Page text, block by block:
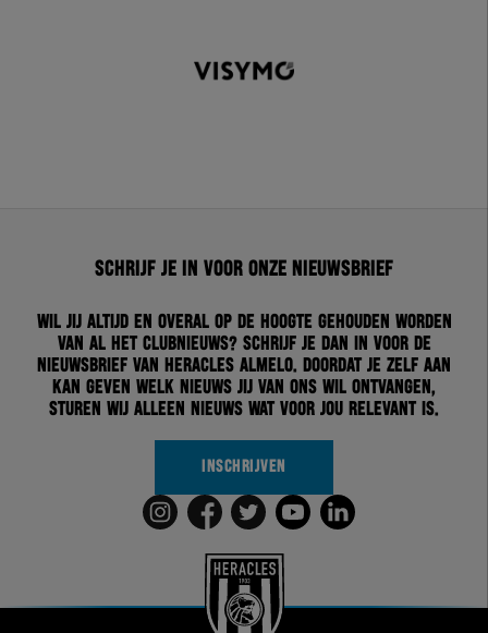
Schrijf je in voor onze nieuwsbrief
Wil jij altijd en overal op de hoogte gehouden worden
van al het clubnieuws? Schrijf je dan in voor de
nieuwsbrief van Heracles Almelo. Doordat je zelf aan
kan geven welk nieuws jij van ons wil ontvangen,
sturen wij alleen nieuws wat voor jou relevant is.
INSCHRIJVEN